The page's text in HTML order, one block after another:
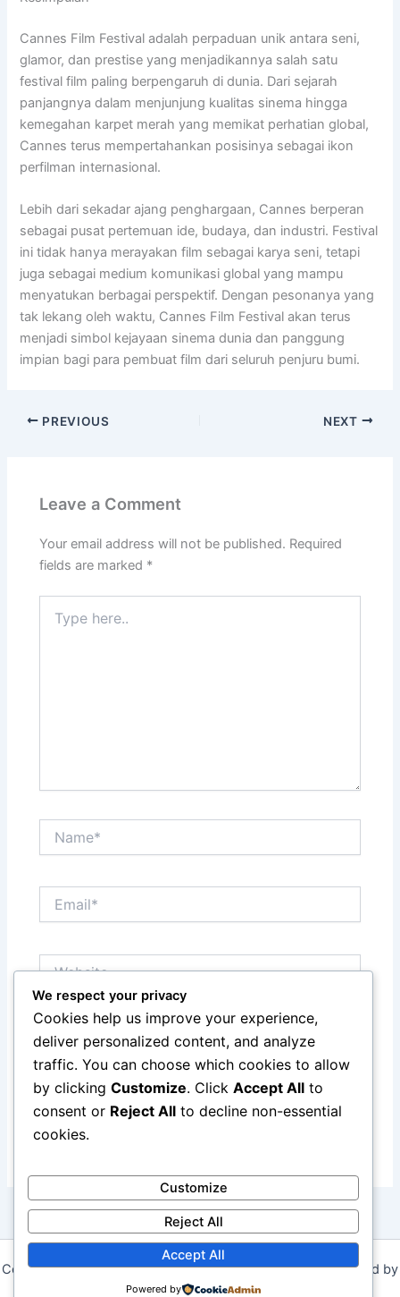
Cannes Film Festival adalah perpaduan unik antara seni,
glamor, dan prestise yang menjadikannya salah satu
festival film paling berpengaruh di dunia. Dari sejarah
panjangnya dalam menjunjung kualitas sinema hingga
kemegahan karpet merah yang memikat perhatian global,
Cannes terus mempertahankan posisinya sebagai ikon
perfilman internasional.
Lebih dari sekadar ajang penghargaan, Cannes berperan
sebagai pusat pertemuan ide, budaya, dan industri. Festival
ini tidak hanya merayakan film sebagai karya seni, tetapi
juga sebagai medium komunikasi global yang mampu
menyatukan berbagai perspektif. Dengan pesonanya yang
tak lekang oleh waktu, Cannes Film Festival akan terus
menjadi simbol kejayaan sinema dunia dan panggung
impian bagi para pembuat film dari seluruh penjuru bumi.
PREVIOUS NEXT
Leave a Comment
Your email address will not be published. Required
fields are marked *
here..
Save my name, email, and website in this browser
for the next time I comment.
Copyright © 2026 Seputar Tempat Festival Di Dunia | Powered by
Astra WordPress Theme
We respect your privacy
Cookies help us improve your experience,
deliver personalized content, and analyze
traffic. You can choose which cookies to allow
by clicking Customize. Click Accept All to
consent or Reject All to decline non-essential
cookies.
Customize
Reject All
Accept All
Powered by